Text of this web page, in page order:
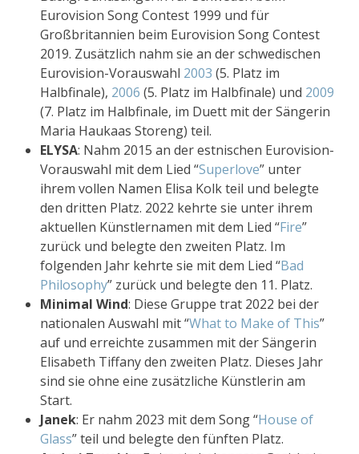
Eurovision Song Contest 1999 und für
Großbritannien beim Eurovision Song Contest
2019. Zusätzlich nahm sie an der schwedischen
Eurovision-Vorauswahl 2003 (5. Platz im
Halbfinale), 2006 (5. Platz im Halbfinale) und 2009
(7. Platz im Halbfinale, im Duett mit der Sängerin
Maria Haukaas Storeng) teil.
ELYSA: Nahm 2015 an der estnischen Eurovision-
Vorauswahl mit dem Lied “Superlove” unter
ihrem vollen Namen Elisa Kolk teil und belegte
den dritten Platz. 2022 kehrte sie unter ihrem
aktuellen Künstlernamen mit dem Lied “Fire”
zurück und belegte den zweiten Platz. Im
folgenden Jahr kehrte sie mit dem Lied “Bad
Philosophy” zurück und belegte den 11. Platz.
Minimal Wind: Diese Gruppe trat 2022 bei der
nationalen Auswahl mit “What to Make of This”
auf und erreichte zusammen mit der Sängerin
Elisabeth Tiffany den zweiten Platz. Dieses Jahr
sind sie ohne eine zusätzliche Künstlerin am
Start.
Janek: Er nahm 2023 mit dem Song “House of
Glass” teil und belegte den fünften Platz.